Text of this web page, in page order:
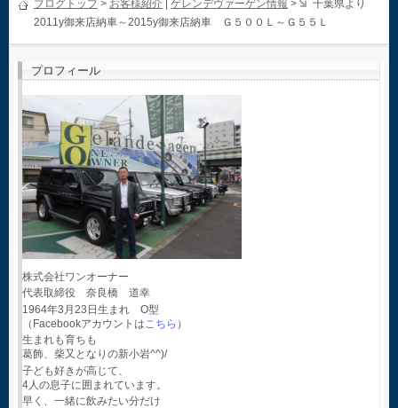
ブログトップ > お客様紹介 ゲレンデヴァーゲン情報 >
千葉県より
2011y御来店納車～2015y御来店納車 Ｇ５００Ｌ～Ｇ５５Ｌ
プロフィール
株式会社ワンオーナー
代表取締役 奈良橋 道幸
1964年3月23日生まれ O型
（Facebookアカウントはこちら ）
生まれも育ちも
葛飾、柴又となりの新小岩^^)/
子ども好きが高じて、
4人の息子に囲まれています。
早く、一緒に飲みたい分だけ